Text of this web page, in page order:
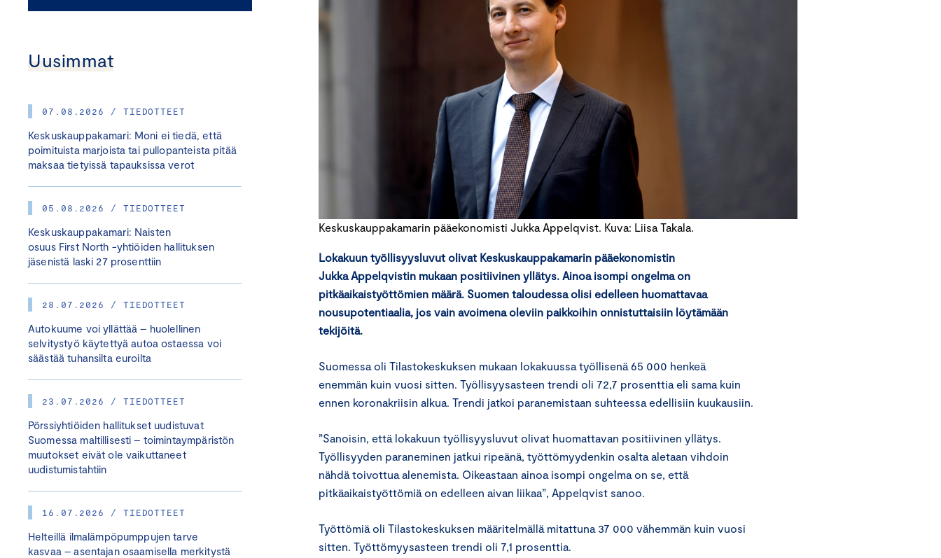
Uusimmat
07.08.2026 / TIEDOTTEET
Keskuskauppakamari: Moni ei tiedä, että
poimituista marjoista tai pullopanteista pitää
maksaa tietyissä tapauksissa verot
05.08.2026 / TIEDOTTEET
Keskuskauppakamari: Naisten
osuus First North -yhtiöiden hallituksen
jäsenistä laski 27 prosenttiin
28.07.2026 / TIEDOTTEET
Autokuume voi yllättää – huolellinen
selvitystyö käytettyä autoa ostaessa voi
säästää tuhansilta euroilta
23.07.2026 / TIEDOTTEET
Pörssiyhtiöiden hallitukset uudistuvat
Suomessa maltillisesti – toimintaympäristön
muutokset eivät ole vaikuttaneet
uudistumistahtiin
16.07.2026 / TIEDOTTEET
Helteillä ilmalämpöpumppujen tarve
kasvaa – asentajan osaamisella merkitystä
Keskuskauppakamarin pääekonomisti Jukka Appelqvist. Kuva: Liisa Takala.
Lokakuun työllisyysluvut olivat Keskuskauppakamarin pääekonomistin
Jukka Appelqvistin mukaan positiivinen yllätys. Ainoa isompi ongelma on
pitkäaikaistyöttömien määrä. Suomen taloudessa olisi edelleen huomattavaa
nousupotentiaalia, jos vain avoimena oleviin paikkoihin onnistuttaisiin löytämään
tekijöitä.
Suomessa oli Tilastokeskuksen mukaan lokakuussa työllisenä 65 000 henkeä
enemmän kuin vuosi sitten. Työllisyysasteen trendi oli 72,7 prosenttia eli sama kuin
ennen koronakriisin alkua. Trendi jatkoi paranemistaan suhteessa edellisiin kuukausiin.
”Sanoisin, että lokakuun työllisyysluvut olivat huomattavan positiivinen yllätys.
Työllisyyden paraneminen jatkui ripeänä, työttömyydenkin osalta aletaan vihdoin
nähdä toivottua alenemista. Oikeastaan ainoa isompi ongelma on se, että
pitkäaikaistyöttömiä on edelleen aivan liikaa”, Appelqvist sanoo.
Työttömiä oli Tilastokeskuksen määritelmällä mitattuna 37 000 vähemmän kuin vuosi
sitten. Työttömyysasteen trendi oli 7,1 prosenttia.